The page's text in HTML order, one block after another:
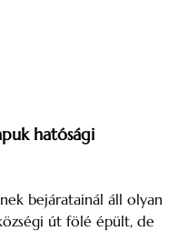
hatósági
bejáratainál áll olyan
út fölé épült, de